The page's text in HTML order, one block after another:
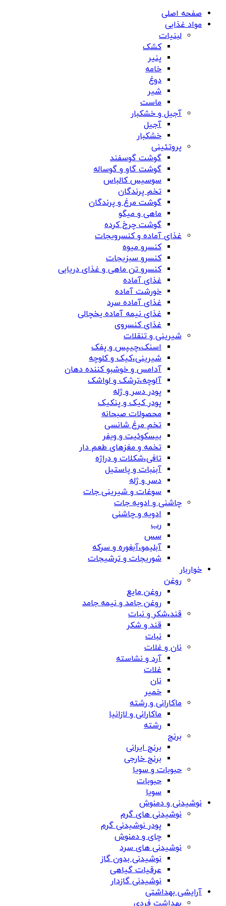
صفحه اصلی
مواد غذایی
لبنیات
کشک
پنیر
خامه
دوغ
شیر
ماست
آجیل و خشکبار
آجیل
خشکبار
پروتئینی
گوشت گوسفند
گوشت گاو و گوساله
سوسیس کالباس
تخم پرندگان
گوشت مرغ و پرندگان
ماهی و میگو
گوشت چرخ کرده
غذای آماده و کنسرویجات
کنسرو میوه
کنسرو سبزیجات
کنسرو تن ماهی و غذای دریایی
غذای آماده
خورشت آماده
غذای آماده سرد
غذای نیمه آماده یخچالی
غذای کنسروی
شیرینی و تنقلات
اسنک،چیپس و پفک
شیرینی،کیک و کلوچه
آدامس و خوشبو کننده دهان
آلوچه،ترشک و لواشک
پودر دسر و ژله
پودر کیک و پنکیک
محصولات صبحانه
تخم مرغ شانسی
بیسکوئیت و ویفر
تخمه و مغزهای طعم دار
تافی،شکلات و دراژه
آبنبات و پاستیل
دسر و ژله
سوغات و شیرینی جات
چاشنی و ادویه جات
ادویه و چاشنی
رب
سس
آبلیمو،آبغوره و سرکه
شوریجات و ترشیجات
خواربار
روغن
روغن مایع
روغن جامد و نیمه جامد
قند،شکر و نبات
قند و شکر
نبات
نان و غلات
آرد و نشاسته
غلات
نان
خمیر
ماکارانی و رشته
ماکارانی و لازانیا
رشته
برنج
برنج ایرانی
برنج خارجی
حبوبات و سویا
حبوبات
سویا
نوشیدنی و دمنوش
نوشیدنی های گرم
پودر نوشیدنی گرم
چای و دمنوش
نوشیدنی های سرد
نوشیدنی بدون گاز
عرقیات گیاهی
نوشیدنی گازدار
آرایشی بهداشتی
بهداشت فردی